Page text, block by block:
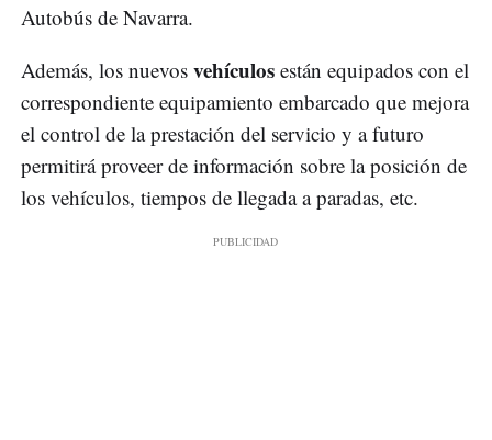
Autobús de Navarra.
Además, los nuevos vehículos están equipados con el
correspondiente equipamiento embarcado que mejora
el control de la prestación del servicio y a futuro
permitirá proveer de información sobre la posición de
los vehículos, tiempos de llegada a paradas, etc.